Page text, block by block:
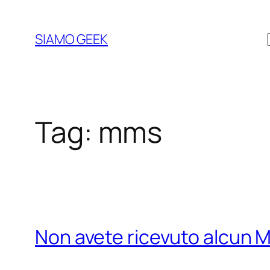
contenuto
SIAMO GEEK
Tag: mms
Non avete ricevuto alcun